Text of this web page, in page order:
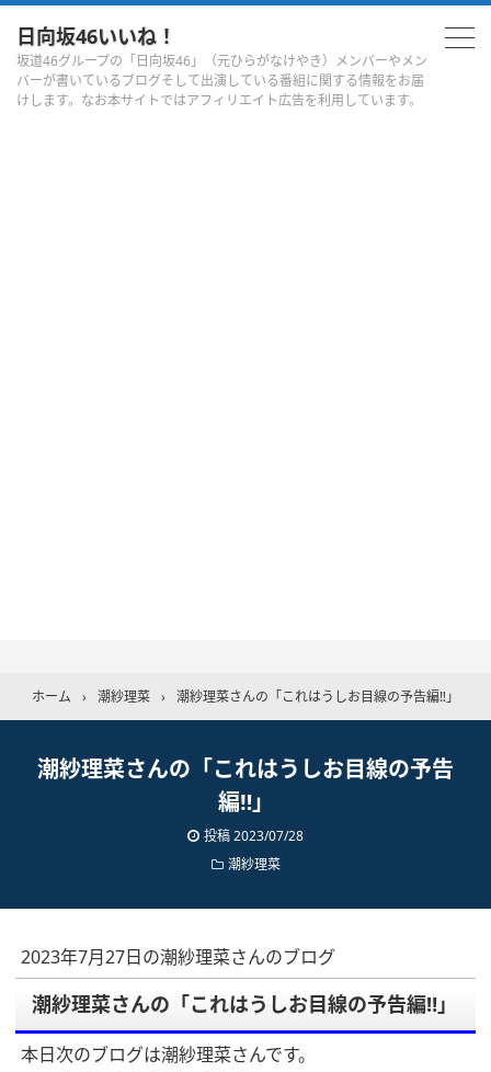
日向坂46いいね！
坂道46グループの「日向坂46」（元ひらがなけやき）メンバーやメン
バーが書いているブログそして出演している番組に関する情報をお届
けします。なお本サイトではアフィリエイト広告を利用しています。
ホーム › 潮紗理菜 › 潮紗理菜さんの「これはうしお目線の予告編‼︎」
潮紗理菜さんの「これはうしお目線の予告
編‼︎」
投稿2023/07/28
潮紗理菜
2023年7月27日の潮紗理菜さんのブログ
潮紗理菜さんの「これはうしお目線の予告編‼︎」
本日次のブログは潮紗理菜さんです。